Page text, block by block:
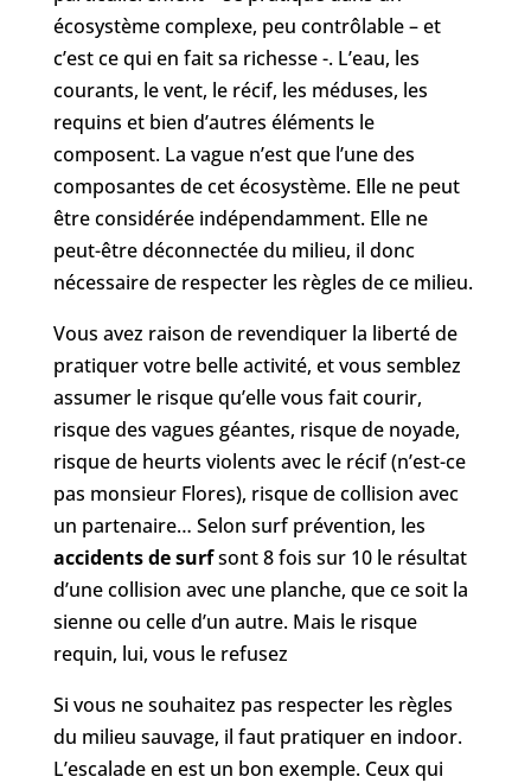
écosystème complexe, peu contrôlable – et
c’est ce qui en fait sa richesse -. L’eau, les
courants, le vent, le récif, les méduses, les
requins et bien d’autres éléments le
composent. La vague n’est que l’une des
composantes de cet écosystème. Elle ne peut
être considérée indépendamment. Elle ne
peut-être déconnectée du milieu, il donc
nécessaire de respecter les règles de ce milieu.
Vous avez raison de revendiquer la liberté de
pratiquer votre belle activité, et vous semblez
assumer le risque qu’elle vous fait courir,
risque des vagues géantes, risque de noyade,
risque de heurts violents avec le récif (n’est-ce
pas monsieur Flores), risque de collision avec
un partenaire… Selon surf prévention, les
accidents de surfsont 8 fois sur 10 le résultat
d’une collision avec une planche, que ce soit la
sienne ou celle d’un autre. Mais le risque
requin, lui, vous le refusez
Si vous ne souhaitez pas respecter les règles
du milieu sauvage, il faut pratiquer en indoor.
L’escalade en est un bon exemple. Ceux qui